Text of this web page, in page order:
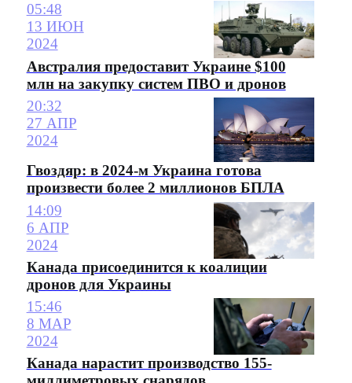
05:48
13 ИЮН
2024
Австралия предоставит Украине $100
млн на закупку систем ПВО и дронов
20:32
27 АПР
2024
Гвоздяр: в 2024-м Украина готова
произвести более 2 миллионов БПЛА
14:09
6 АПР
2024
Канада присоединится к коалиции
дронов для Украины
15:46
8 МАР
2024
Канада нарастит производство 155-